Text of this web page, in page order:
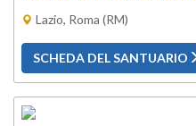
Lazio, Roma (RM)
SCHEDA DEL SANTUARIO